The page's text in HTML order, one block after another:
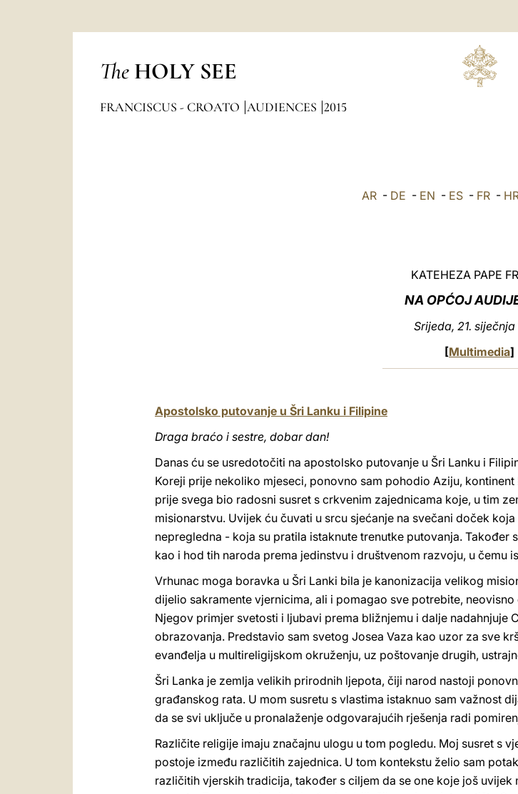
The HOLY SEE
FRANCISCUS - CROATO AUDIENCES 2015
AR- DE - EN - ES- FR-
KATEHEZA PAPE
NA OPĆOJ
Srijeda, 21. siječnja
[Multimedia]
Apostolsko putovanje u Šri Lanku i Filipine
Draga braćo i sestre, dobar dan!
Danas ću se usredotočiti na apostolsko putovanje u Šri Lanku i
Koreji prije nekoliko mjeseci, ponovno sam pohodio Aziju,
prije svega bio radosni susret s crkvenim zajednicama koje, u tim
misionarstvu. Uvijek ću čuvati u srcu sjećanje na svečani doček
nepregledna - koja su pratila istaknute trenutke putovanja.
kao i hod tih naroda prema jedinstvu i društvenom razvoju, u čemu
Vrhunac moga boravka u Šri Lanki bila je kanonizacija velikog
dijelio sakramente vjernicima, ali i pomagao sve potrebite,
Njegov primjer svetosti i ljubavi prema bližnjemu i dalje nadahnjuje
obrazovanja. Predstavio sam svetog Josea Vaza kao uzor za sve
evanđelja u multireligijskom okruženju, uz poštovanje drugih,
Šri Lanka je zemlja velikih prirodnih ljepota, čiji narod nastoji
građanskog rata. U mom susretu s vlastima istaknuo sam važnost
da se svi uključe u pronalaženje odgovarajućih rješenja radi
Različite religije imaju značajnu ulogu u tom pogledu. Moj susret s
postoje između različitih zajednica. U tom kontekstu želio sam
različitih vjerskih tradicija, također s ciljem da se one koje još